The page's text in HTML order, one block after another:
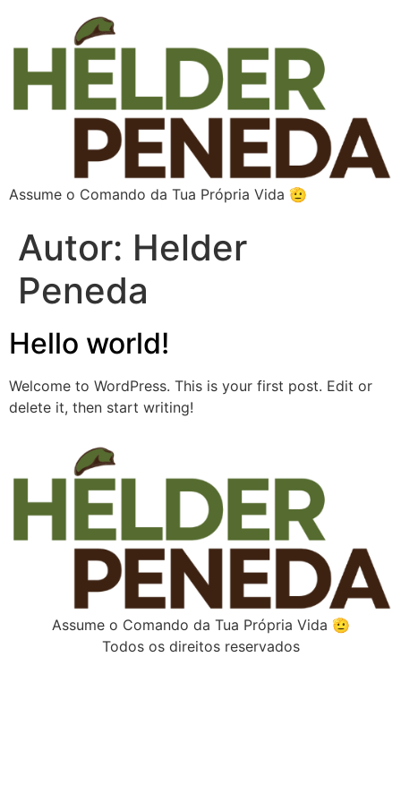
Assume o Comando da Tua Própria Vida 🫡
Autor: Helder
Peneda
Hello world!
Welcome to WordPress. This is your first post. Edit or
delete it, then start writing!
Assume o Comando da Tua Própria Vida 🫡
Todos os direitos reservados